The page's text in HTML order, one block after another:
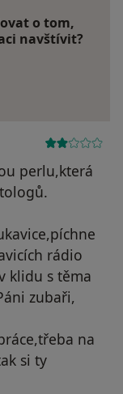
o tom,
navštívit?
perlu,která
rádio
klidu s těma
zubaři,
na
si ty